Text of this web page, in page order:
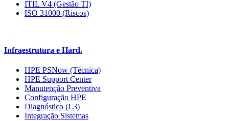
ITIL V4 (Gestão TI)
ISO 31000 (Riscos)
Infraestrutura e Hard.
HPE PSNow (Técnica)
HPE Support Center
Manutenção Preventiva
Configuração HPE
Diagnóstico (L3)
Integração Sistemas